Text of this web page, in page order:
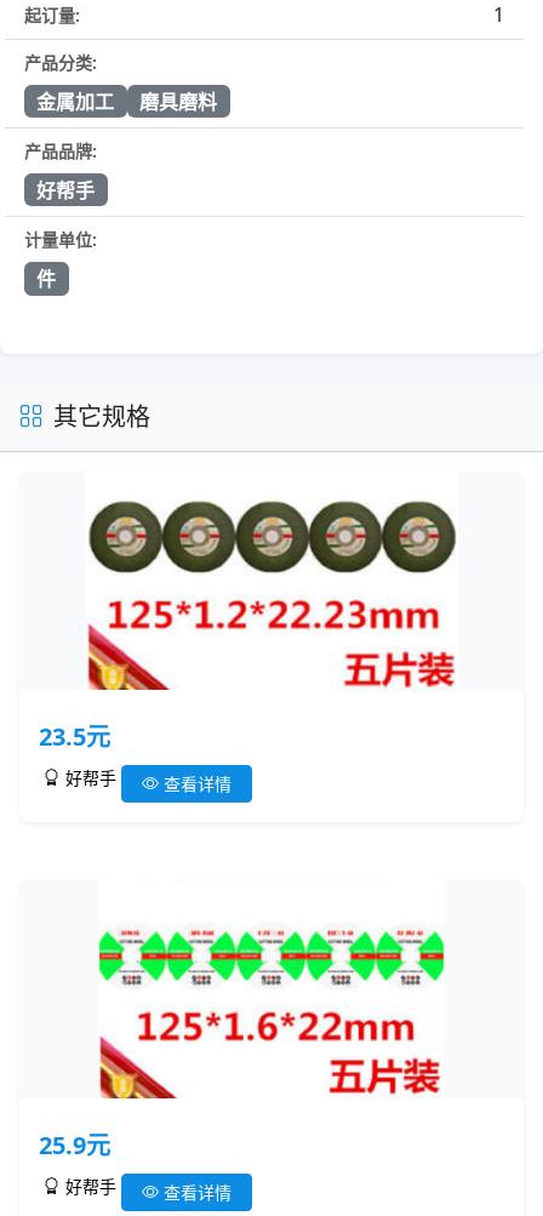
起订量: 1
产品分类:
金属加工 磨具磨料
产品品牌:
好帮手
计量单位:
件
其它规格
23.5元
好帮手 查看详情
25.9元
好帮手 查看详情